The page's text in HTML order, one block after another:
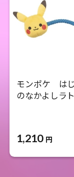
モンポケ は
のなかよしラ
1,210 円